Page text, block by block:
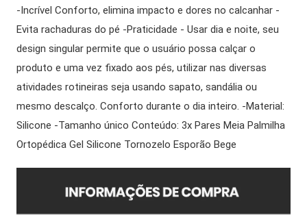
-Incrível Conforto, elimina impacto e dores no calcanhar -
Evita rachaduras do pé -Praticidade - Usar dia e noite, seu
design singular permite que o usuário possa calçar o
produto e uma vez fixado aos pés, utilizar nas diversas
atividades rotineiras seja usando sapato, sandália ou
mesmo descalço. Conforto durante o dia inteiro. -Material:
Silicone -Tamanho único Conteúdo: 3x Pares Meia Palmilha
Ortopédica Gel Silicone Tornozelo Esporão Bege